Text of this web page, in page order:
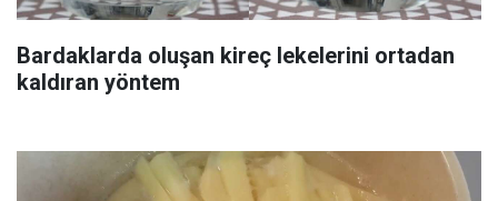
Bardaklarda oluşan kireç lekelerini ortadan
kaldıran yöntem